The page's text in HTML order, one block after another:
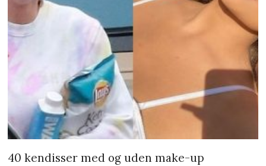
40 kendisser med og uden make-up